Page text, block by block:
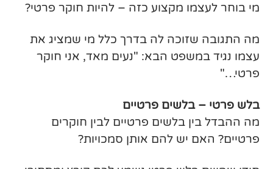
מי בוחר לעצמו מקצוע כזה – להיות חוקר פרטי?
מה התגובה שזוכה לה בדרך כלל מי שמציג את
עצמו נגיד במשפט הבא: "נעים מאד, אני חוקר
פרטי…"
בלש פרטי – בלשים פרטיים
מה ההבדל בין בלשים פרטיים לבין חוקרים
פרטיים? האם יש להם אותן סמכויות?